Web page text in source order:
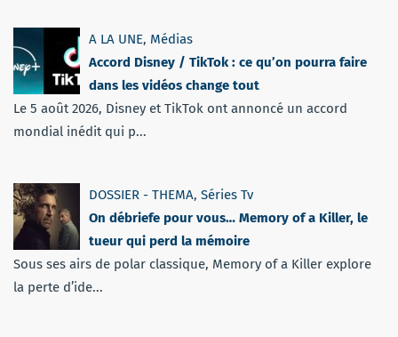
A LA UNE, Médias
Accord Disney / TikTok : ce qu’on pourra faire
dans les vidéos change tout
Le 5 août 2026, Disney et TikTok ont annoncé un accord
mondial inédit qui p...
DOSSIER - THEMA, Séries Tv
On débriefe pour vous… Memory of a Killer, le
tueur qui perd la mémoire
Sous ses airs de polar classique, Memory of a Killer explore
la perte d’ide...